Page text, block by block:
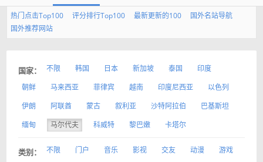
热门点击Top100 评分排行Top100 最新更新的100
国外名站导航
国外推荐网站
国家： 不限 韩国 日本 新加坡 泰国
印度
朝鲜
马来西亚 菲律宾 越南 印度尼西亚
以色列
伊朗
阿联酋 蒙古 叙利亚 沙特阿拉伯
巴基斯坦
缅甸
马尔代夫 科威特 黎巴嫩 卡塔尔
类别： 不限 门户 音乐 影视 交友 动漫
游戏